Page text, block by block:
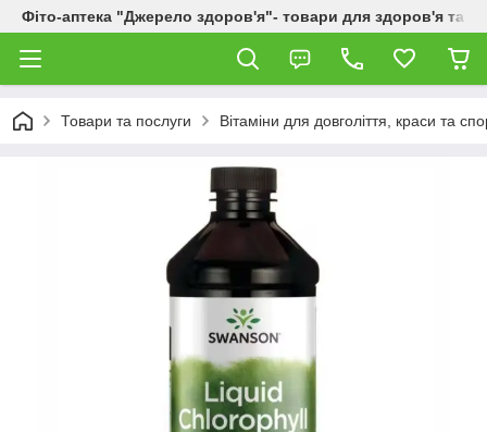
Фіто-аптека "Джерело здоров'я"- товари для здоров'я та
Товари та послуги Вітаміни для довголіття, краси та